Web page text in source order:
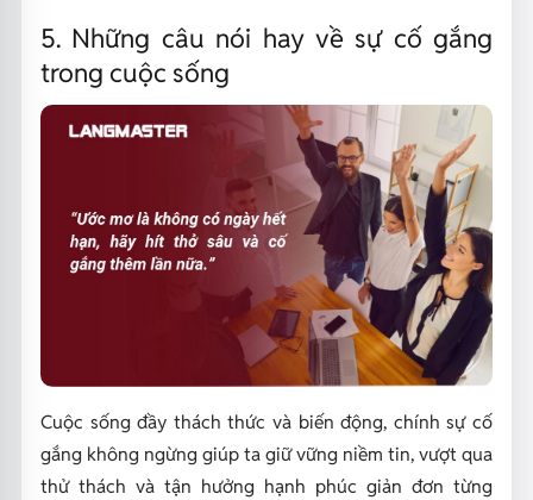
5. Những câu nói hay về sự cố gắng
trong cuộc sống
Cuộc sống đầy thách thức và biến động, chính sự cố
gắng không ngừng giúp ta giữ vững niềm tin, vượt qua
thử thách và tận hưởng hạnh phúc giản đơn từng